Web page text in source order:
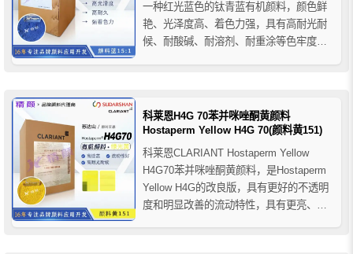
一种红光蓝色的钛青蓝有机颜料，颜色鲜
艳、光泽度高、着色力强，具有高耐光耐
候、耐酸碱、耐溶剂、耐重涂等色牢度性
醇酸树脂、物理干燥涂料、烤漆、...
科莱恩H4G 70苯并咪唑酮黄颜料
Hostaperm Yellow H4G 70(颜料黄151)
科莱恩CLARIANT Hostaperm Yellow
H4G70苯并咪唑酮黄颜料，是Hostaperm
Yellow H4G的改良版，具有更好的不透明
度和明显改善的流动特性，具有更亮、更